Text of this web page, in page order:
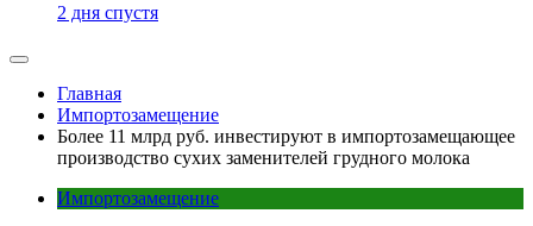
2 дня спустя
Главная
Импортозамещение
Более 11 млрд руб. инвестируют в импортозамещающее
производство сухих заменителей грудного молока
Импортозамещение